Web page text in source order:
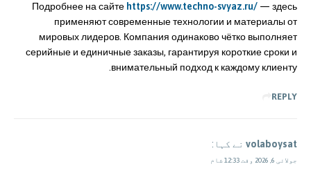
Подробнее на сайте https://www.techno-svyaz.ru/ — здесь
применяют современные технологии и материалы от
мировых лидеров. Компания одинаково чётко выполняет
серийные и единичные заказы, гарантируя короткие сроки и
внимательный подход к каждому клиенту.
REPLY
volaboysat نے کہا:
جولائی 6, 2026 وقت 12:33 شام